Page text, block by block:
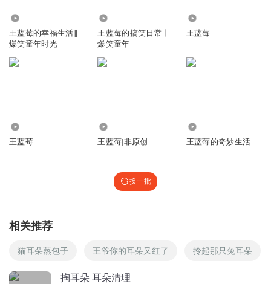
王蓝莓的幸福生活∥
爆笑童年时光
王蓝莓的搞笑日常丨
爆笑童年
王蓝莓
王蓝莓 王蓝莓|非原创 王蓝莓的奇妙生活
换一批
相关推荐
猫耳朵蒸包子 王爷你的耳朵又红了 拎起那只兔耳朵
掏耳朵 耳朵清理